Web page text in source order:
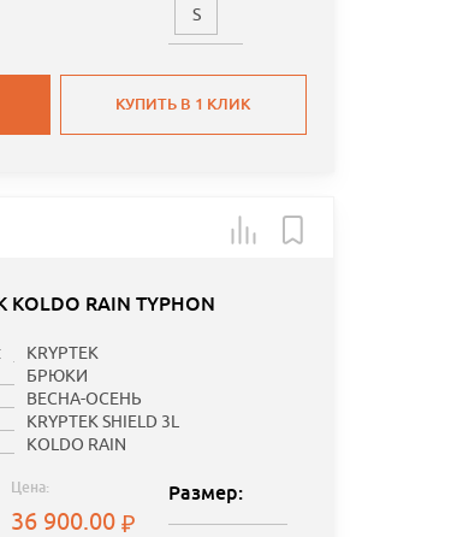
S
КУПИТЬ В 1 КЛИК
RAIN TYPHON
KRYPTEK
БРЮКИ
ВЕСНА-ОСЕНЬ
KRYPTEK SHIELD 3L
KOLDO RAIN
Цена:
36 900.00
Размер: